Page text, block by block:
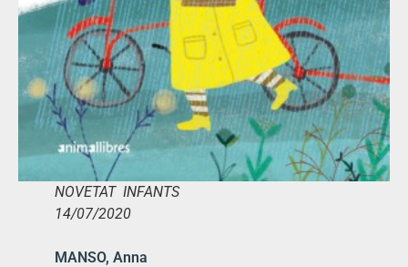
NOVETAT INFANTS
14/07/2020
MANSO, Anna